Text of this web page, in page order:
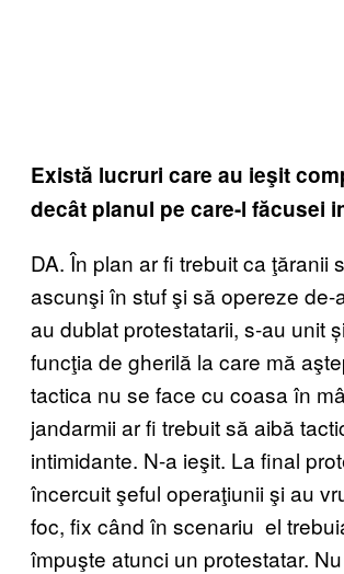
Există lucruri care au ieşit
decât planul pe care-l făcusei
DA. În plan ar fi trebuit ca ţăranii
ascunşi în stuf şi să opereze de-
au dublat protestatarii, s-au unit
funcţia de gherilă la care mă
tactica nu se face cu coasa în
jandarmii ar fi trebuit să aibă
intimidante. N-a ieşit. La final
încercuit şeful operaţiunii şi au
foc, fix când în scenariu el
împuşte atunci un protestatar. Nu